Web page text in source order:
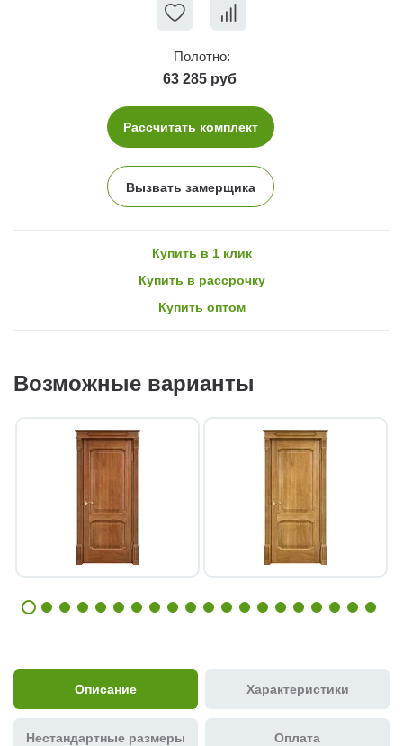
Полотно:
63 285 руб
Рассчитать комплект
Вызвать замерщика
Купить в 1 клик
Купить в рассрочку
Купить оптом
Возможные варианты
Описание Характеристики
Нестандартные размеры Оплата